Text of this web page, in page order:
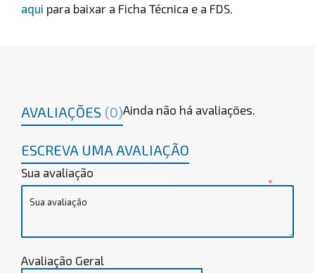
aqui para baixar a Ficha Técnica e a FDS.
AVALIAÇÕES (0)Ainda não há avaliações.
ESCREVA UMA AVALIAÇÃO
Sua avaliação
*
Avaliação Geral